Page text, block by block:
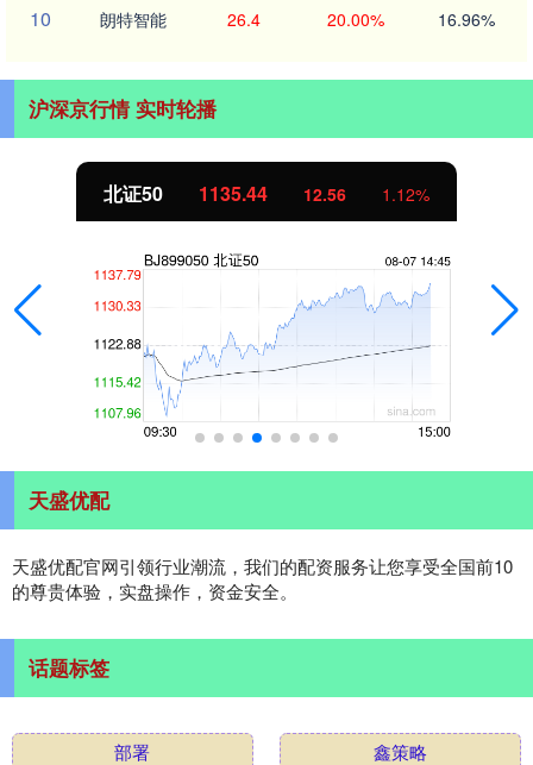
10 朗特智能 26.4 20.00% 16.96%
沪深京行情 实时轮播
北证50 1135.44 12.56 1.12%
天盛优配
天盛优配官网引领行业潮流，我们的配资服务让您享受全国前10
的尊贵体验，实盘操作，资金安全。
话题标签
部署
鑫策略